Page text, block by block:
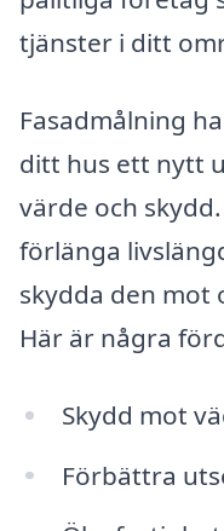
tjänster i ditt
Fasadmålning
ditt hus ett nytt
värde och
förlänga
skydda den mot
Här är några
Skydd mot
Förbättra